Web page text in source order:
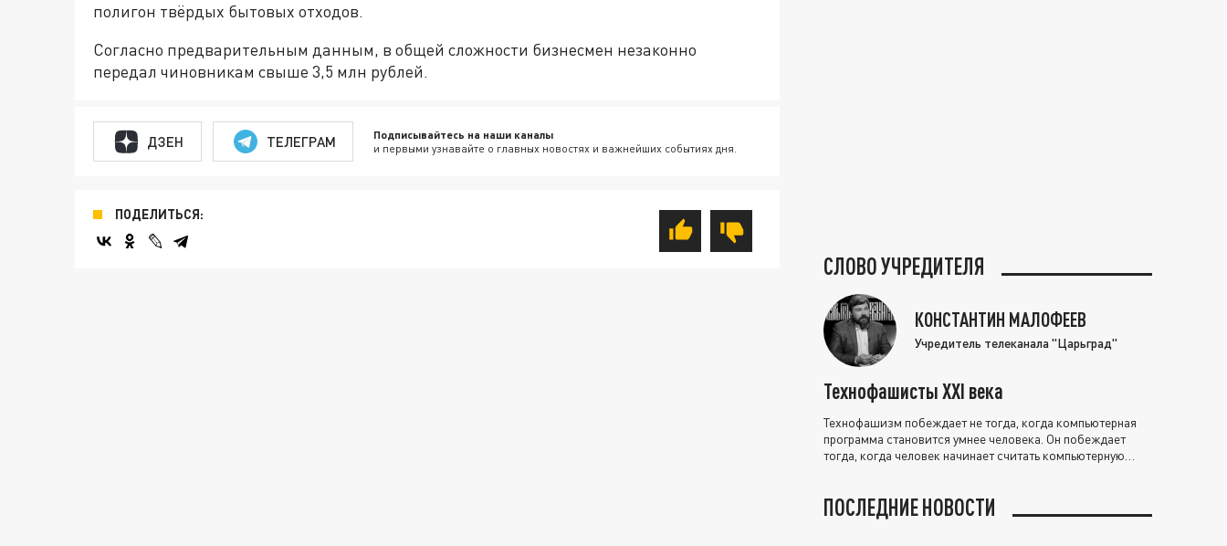
полигон твёрдых бытовых отходов.
Согласно предварительным данным, в общей сложности бизнесмен незаконно
передал чиновникам свыше 3,5 млн рублей.
ДЗЕН ТЕЛЕГРАМ Подписывайтесь на наши каналы
и первыми узнавайте о главных новостях и важнейших событиях дня.
ПОДЕЛИТЬСЯ:
СЛОВО УЧРЕДИТЕЛЯ
КОНСТАНТИН МАЛОФЕЕВ
Учредитель телеканала "Царьград"
Технофашисты XXI века
Технофашизм побеждает не тогда, когда компьютерная
программа становится умнее человека. Он побеждает
тогда, когда человек начинает считать компьютерную
ПОСЛЕДНИЕ НОВОСТИ